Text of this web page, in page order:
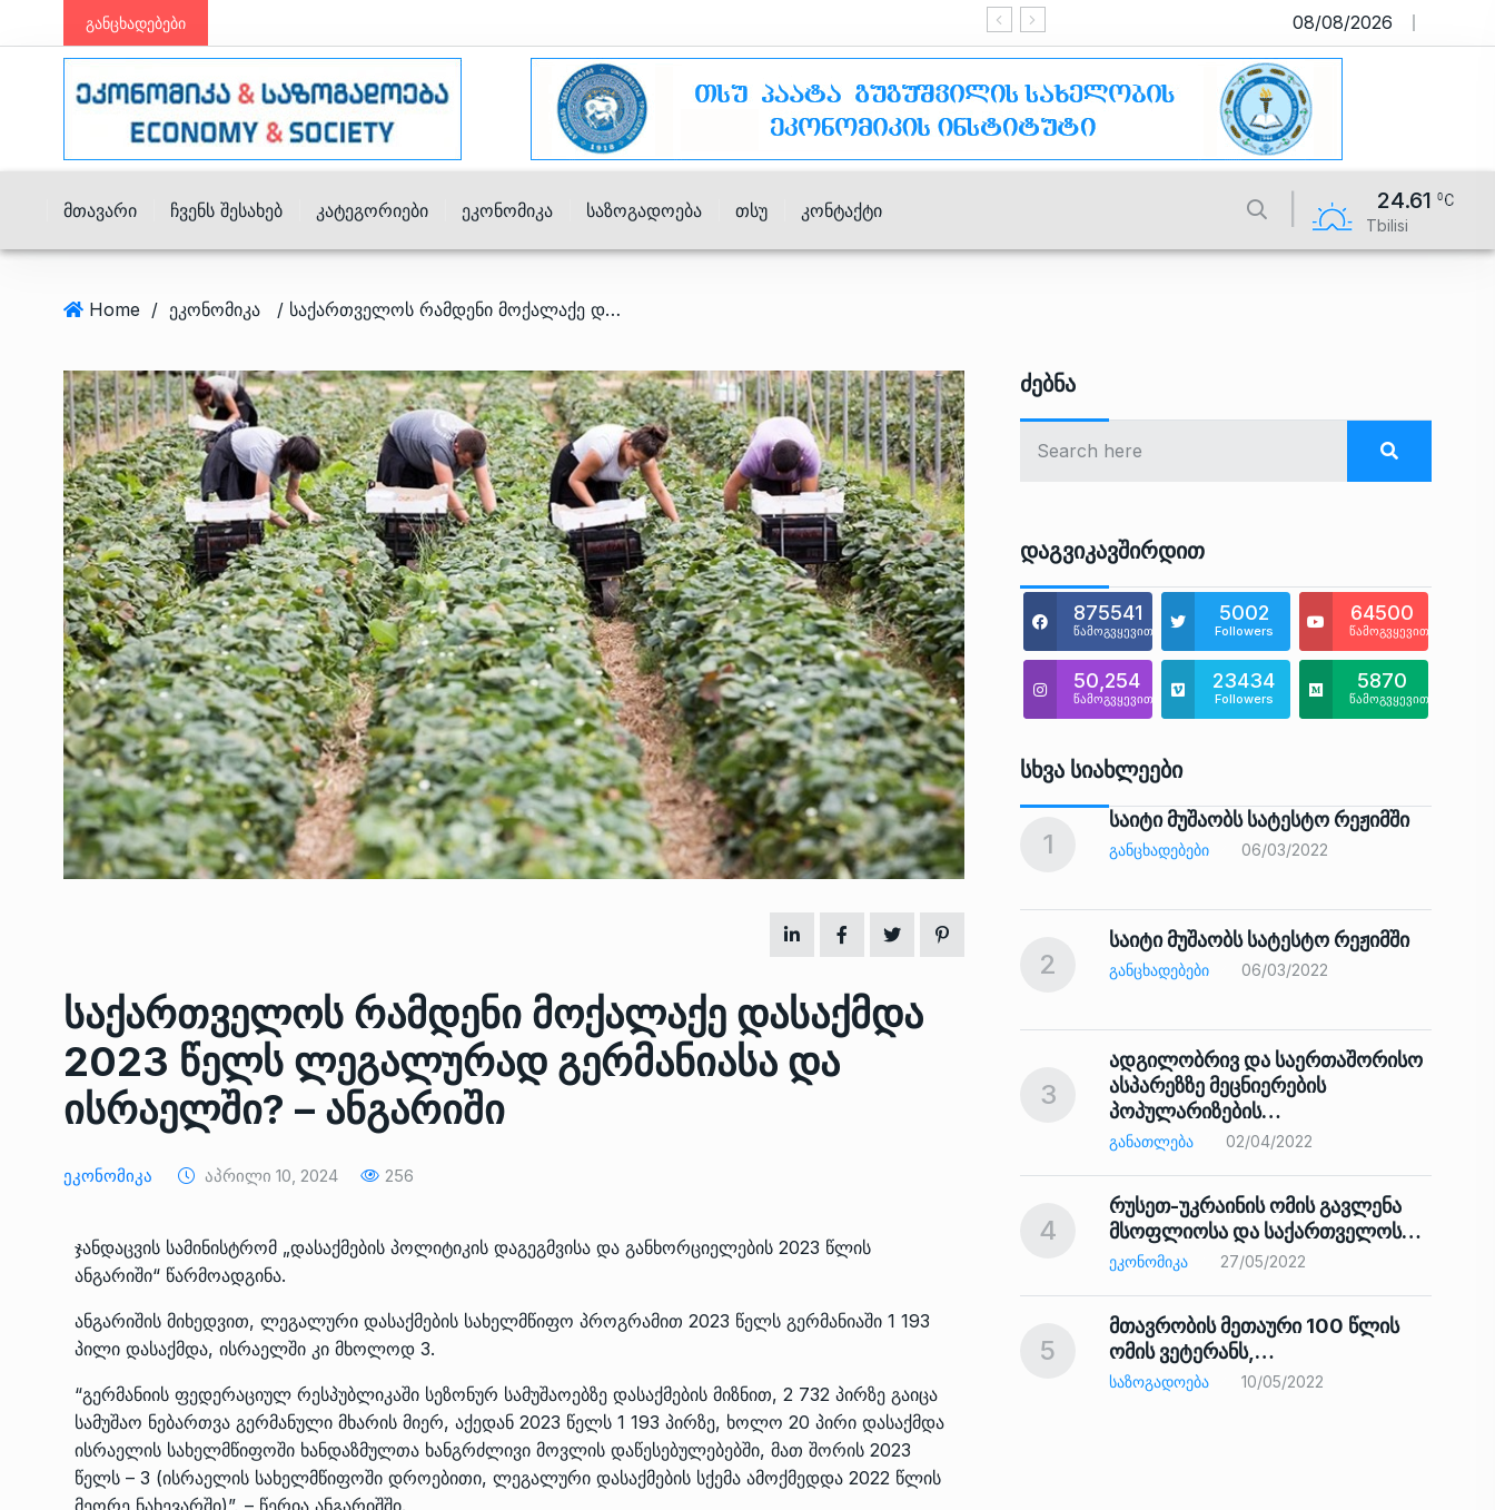
განცხადებები საიტი მუშაობს სატესტო რეჟიმში
08/08/2026
Მთავარი Ჩვენს Შესახებ Კატეგორიები Ეკონომიკა Საზოგადოება Თსუ Კონტაქტი 24.61
Tbilisi
Home / ეკონომიკა / საქართველოს რამდენი მოქალაქე დასაქმდა 2023 წელს ლეგალურად გერმანიასა და ისრაელში? – ანგარიში
საქართველოს რამდენი მოქალაქე დასაქმდა
2023 წელს ლეგალურად გერმანიასა და
ისრაელში? – ანგარიში
Ეკონომიკა Აპრილი 10, 2024 256
ჯანდაცვის სამინისტრომ „დასაქმების პოლიტიკის დაგეგმვისა და განხორციელების 2023 წლის
ანგარიში“ წარმოადგინა.
ანგარიშის მიხედვით, ლეგალური დასაქმების სახელმწიფო პროგრამით 2023 წელს გერმანიაში 1 193
პილი დასაქმდა, ისრაელში კი მხოლოდ 3.
“გერმანიის ფედერაციულ რესპუბლიკაში სეზონურ სამუშაოებზე დასაქმების მიზნით, 2 732 პირზე გაიცა
სამუშაო ნებართვა გერმანული მხარის მიერ, აქედან 2023 წელს 1 193 პირზე, ხოლო 20 პირი დასაქმდა
ისრაელის სახელმწიფოში ხანდაზმულთა ხანგრძლივი მოვლის დაწესებულებებში, მათ შორის 2023
წელს – 3 (ისრაელის სახელმწიფოში დროებითი, ლეგალური დასაქმების სქემა ამოქმედდა 2022 წლის
მეორე ნახევარში)”, – წერია ანგარიშში.
Ძებნა
Დაგვიკავშირდით
875541
წამოგვყევით
5002
Followers
64500
წამოგვყევით
50,254
წამოგვყევით
23434
Followers
5870
წამოგვყევით
Სხვა Სიახლეები
6
ოთარ შამუგია ბაქოში გამართულ
მინისტერიალზე სიტყვით…
ᲔᲙᲝᲜᲝᲛᲘᲙᲐ 10/05/2022
სამსახურის…
ᲔᲙᲝᲜᲝᲛᲘᲙᲐ 10/05/2022
8
საქართველოს რკინიგზის
გენერალურმა დირექტორმა შუა
დერეფნის…
ᲔᲙᲝᲜᲝᲛᲘᲙᲐ 11/05/2022
9
სახელობის ოპერისა და
ᲙᲣᲚᲢᲣᲠᲐ 13/05/2022
10
სახელობის ოპერისა და
ბალეტის…
ᲙᲣᲚᲢᲣᲠᲐ 13/05/2022
11
ზურაბ აზარაშვილი:
„სოციალურად დაუცველთა
დასაქმების პროგრამაში,…
ᲠᲔᲒᲘᲝᲜᲔᲑᲘ 13/05/2022
მარაგი დღეისათვის გვაქვს
14
ტექნოპარკში სტარტაპერებს…
15
რეაბილიტირებული ოზურგეთის…
ᲒᲐᲜᲐᲗᲚᲔᲑᲐ 15/05/2022
1
საიტი მუშაობს სატესტო რეჟიმში
ᲒᲐᲜᲪᲮᲐᲓᲔᲑᲔᲑᲘ 06/03/2022
2
საიტი მუშაობს სატესტო რეჟიმში
ᲒᲐᲜᲪᲮᲐᲓᲔᲑᲔᲑᲘ 06/03/2022
3
ადგილობრივ და საერთაშორისო
ასპარეზზე მეცნიერების
პოპულარიზების…
ᲒᲐᲜᲐᲗᲚᲔᲑᲐ 02/04/2022
4
რუსეთ-უკრაინის ომის გავლენა
მსოფლიოსა და საქართველოს…
ᲔᲙᲝᲜᲝᲛᲘᲙᲐ 27/05/2022
5
მთავრობის მეთაური 100 წლის
ომის ვეტერანს,…
ᲡᲐᲖᲝᲒᲐᲓᲝᲔᲑᲐ 10/05/2022